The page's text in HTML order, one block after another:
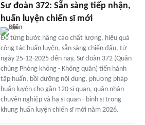
Sư đoàn 372: Sẵn sàng tiếp nhận,
huấn luyện chiến sĩ mới
Để từng bước nâng cao chất lượng, hiệu quả
công tác huấn luyện, sẵn sàng chiến đấu, từ
ngày 25-12-2025 đến nay, Sư đoàn 372 (Quân
chủng Phòng không - Không quân) tiến hành
tập huấn, bồi dưỡng nội dung, phương pháp
huấn luyện cho gần 120 sĩ quan, quân nhân
chuyên nghiệp và hạ sĩ quan - binh sĩ trong
khung huấn luyện chiến sĩ mới năm 2026.